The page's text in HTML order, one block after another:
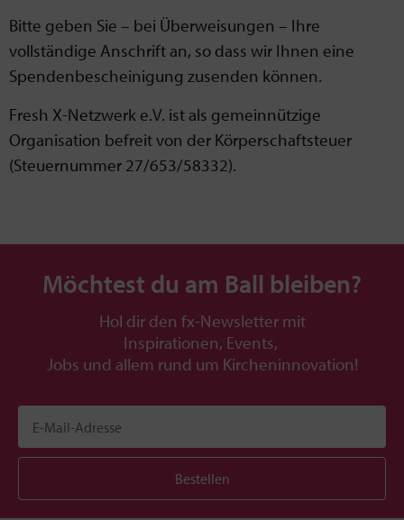
Bitte geben Sie – bei Überweisungen – Ihre
vollständige Anschrift an, so dass wir Ihnen eine
Spendenbescheinigung zusenden können.
Fresh X-Netzwerk e.V. ist als gemeinnützige
Organisation befreit von der Körperschaftsteuer
(Steuernummer 27/653/58332).
Möchtest du am Ball bleiben?
Hol dir den fx-Newsletter mit
Inspirationen, Events,
Jobs und allem rund um Kircheninnovation!
Bestellen